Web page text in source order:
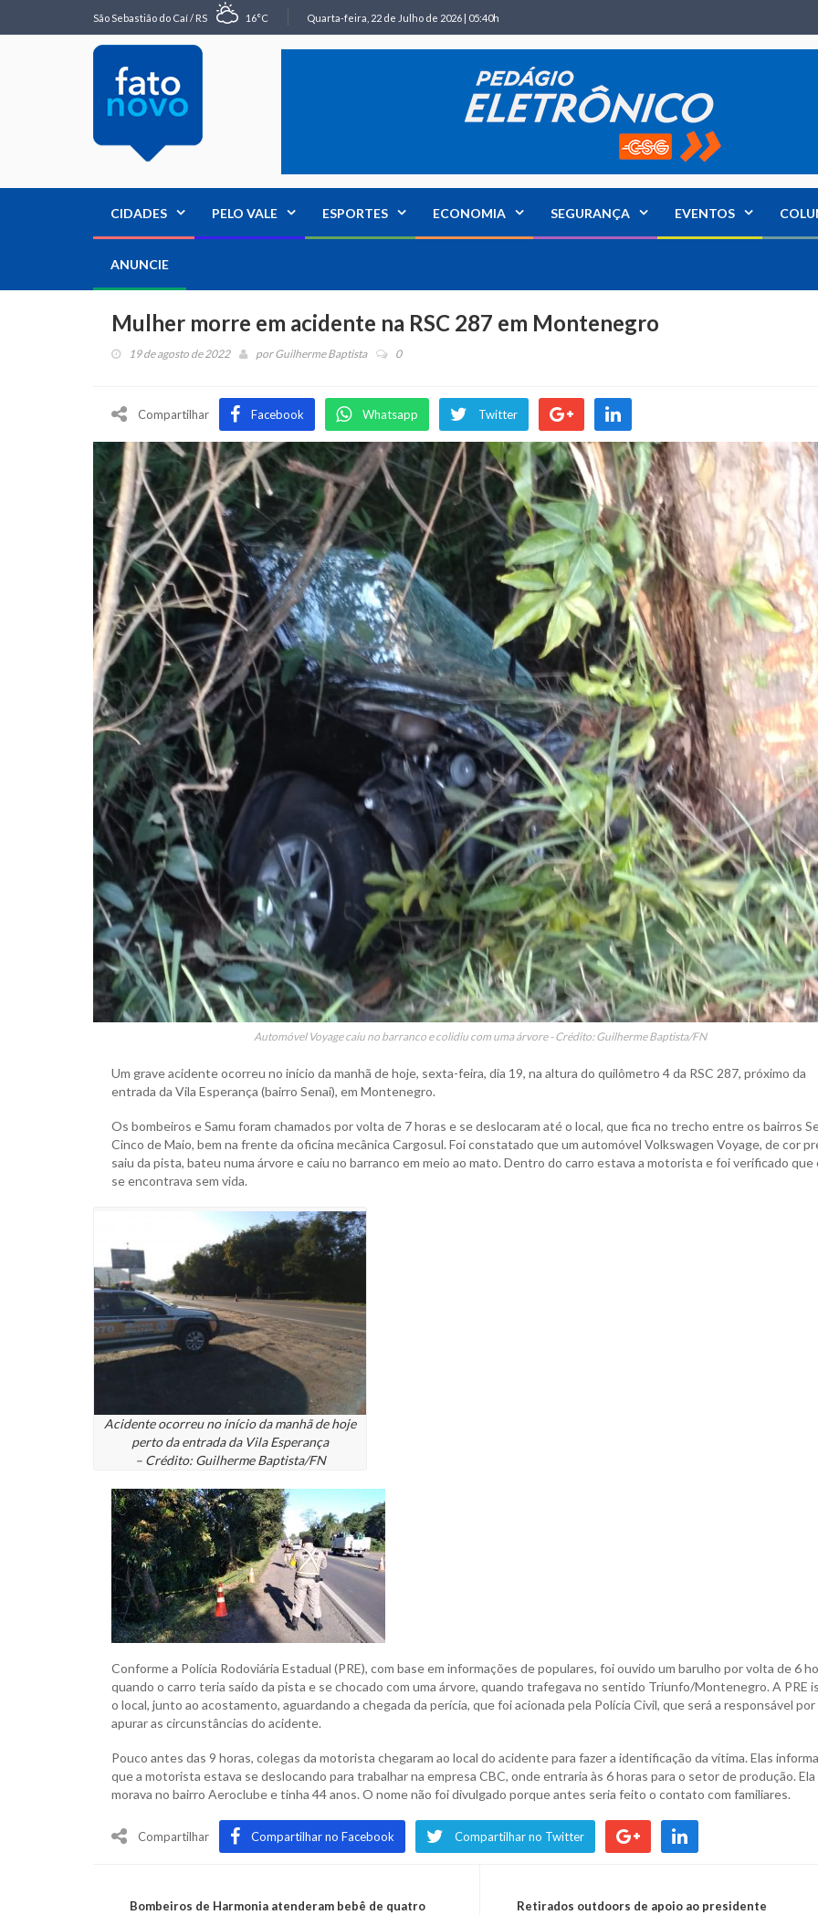
São Sebastião do Caí / RS 16°C Quarta-feira, 22 de Julho de 2026 | 05:40h
CIDADES PELO VALE ESPORTES ECONOMIA SEGURANÇA EVENTOS
ANUNCIE
Mulher morre em acidente na RSC 287 em Montenegro
19 de agosto de 2022 porGuilherme Baptista 0
Compartilhar Facebook Whatsapp Twitter
Automóvel Voyage caiu no barranco e colidiu com uma árvore - Crédito: Guilherme Baptista/FN
Um grave acidente ocorreu no início da manhã de hoje, sexta-feira, dia 19, na altura do quilômetro 4 da RSC 287, próximo da
entrada da Vila Esperança (bairro Senai), em Montenegro.
Os bombeiros e Samu foram chamados por volta de 7 horas e se deslocaram até o local, que fica no trecho entre os bairros
Cinco de Maio, bem na frente da oficina mecânica Cargosul. Foi constatado que um automóvel Volkswagen Voyage, de cor
saiu da pista, bateu numa árvore e caiu no barranco em meio ao mato. Dentro do carro estava a motorista e foi verificado que
se encontrava sem vida.
Acidente ocorreu no início da manhã de hoje
perto da entrada da Vila Esperança
– Crédito: Guilherme Baptista/FN
Conforme a Polícia Rodoviária Estadual (PRE), com base em informações de populares, foi ouvido um barulho por volta de 6
quando o carro teria saído da pista e se chocado com uma árvore, quando trafegava no sentido Triunfo/Montenegro. A PRE
o local, junto ao acostamento, aguardando a chegada da perícia, que foi acionada pela Polícia Civil, que será a responsável por
apurar as circunstâncias do acidente.
Pouco antes das 9 horas, colegas da motorista chegaram ao local do acidente para fazer a identificação da vítima. Elas
que a motorista estava se deslocando para trabalhar na empresa CBC, onde entraria às 6 horas para o setor de produção. Ela
morava no bairro Aeroclube e tinha 44 anos. O nome não foi divulgado porque antes seria feito o contato com familiares.
Compartilhar Compartilhar no Facebook Compartilhar no Twitter
Bombeiros de Harmonia atenderam bebê de quatro
Retirados outdoors de apoio ao presidente